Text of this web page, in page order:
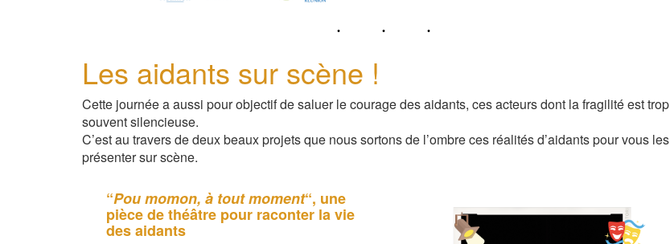
Les aidants sur scène !
Cette journée a aussi pour objectif de saluer le courage des aidants, ces acteurs dont la fragilité est trop
souvent silencieuse.
C’est au travers de deux beaux projets que nous sortons de l’ombre ces réalités d’aidants pour vous les
présenter sur scène.
“Pou momon, à tout moment“, une
pièce de théâtre pour raconter la vie
des aidants